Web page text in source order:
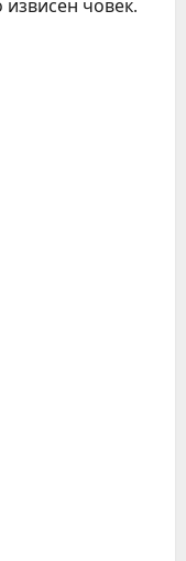
извисен човек.